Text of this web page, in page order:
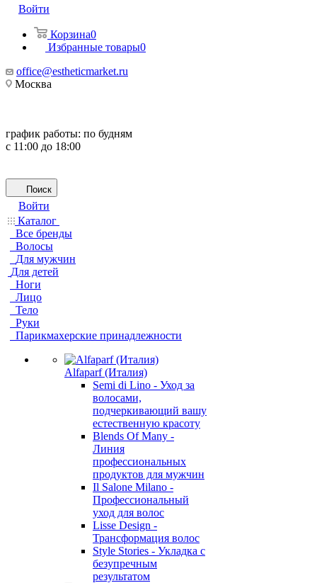
Войти
Корзина0
Избранные товары0
office@estheticmarket.ru
Москва
график работы: по будням
с 11:00 до 18:00
Поиск
Войти
Каталог
Все бренды
Волосы
Для мужчин
Для детей
Ноги
Лицо
Тело
Руки
Парикмахерские принадлежности
Alfaparf (Италия)
Semi di Lino - Уход за
волосами,
подчеркивающий вашу
естественную красоту
Blends Of Many -
Линия
профессиональных
продуктов для мужчин
Il Salone Milano -
Профессиональный
уход для волос
Lisse Design -
Трансформация волос
Style Stories - Укладка с
безупречным
результатом